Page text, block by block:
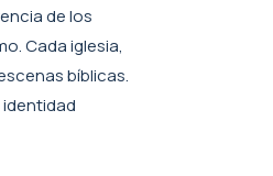
de los
Cada iglesia,
bíblicas.